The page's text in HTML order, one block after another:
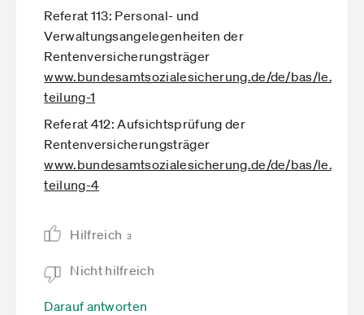
Referat 113: Personal- und
Verwaltungsangelegenheiten der
Rentenversicherungsträger
www.bundesamtsozialesicherung.de­/de/bas/le­…
teilung-1
Referat 412: Aufsichtsprüfung der
Rentenversicherungsträger
www.bundesamtsozialesicherung.de­/de/bas/le­…
teilung-4
Hilfreich 3
Nicht hilfreich
Darauf antworten